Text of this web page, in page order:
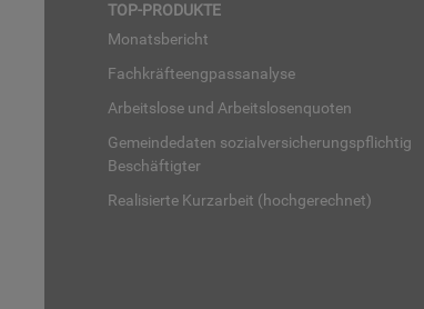
TOP-PRO­DUK­TE
Mo­nats­be­richt
Fach­kräf­te­eng­pass­ana­ly­se
Ar­beits­lo­se und Ar­beits­lo­sen­quo­ten
Ge­mein­de­da­ten so­zi­al­ver­si­che­rungs­pflich­tig
Be­schäf­tig­ter
Rea­li­sier­te Kurz­ar­beit (hoch­ge­rech­net)